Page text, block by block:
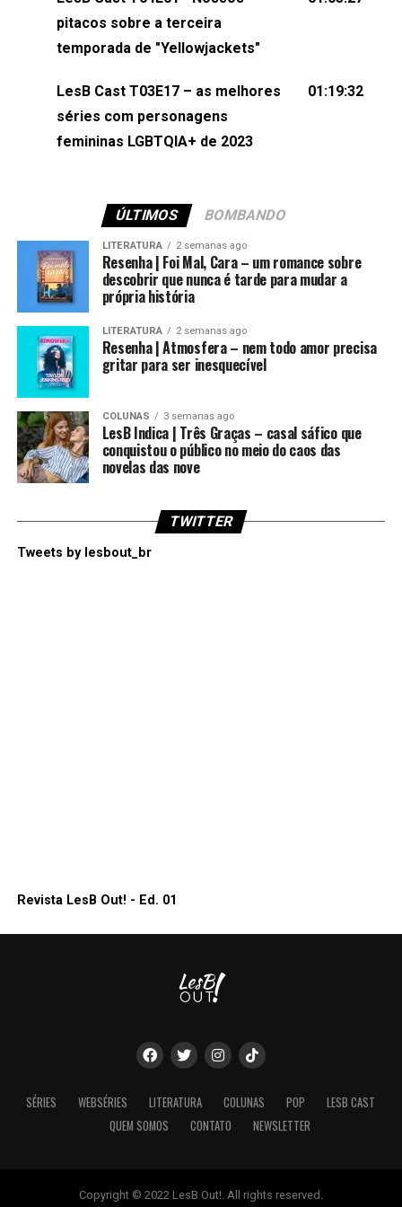
(⁠⁠⁠⁠@brunarfentanes⁠⁠⁠⁠) e Pollyelly FlorêncioEdição de
Naiady Machado
pitacos sobre a terceira
temporada de "Yellowjackets"
LesB Cast T03E17 – as melhores
séries com personagens
femininas LGBTQIA+ de 2023
01:19:32
ÚLTIMOS BOMBANDO
LITERATURA 2 semanas ago
Resenha | Foi Mal, Cara – um romance sobre
descobrir que nunca é tarde para mudar a
própria história
LITERATURA 2 semanas ago
Resenha | Atmosfera – nem todo amor precisa
gritar para ser inesquecível
COLUNAS 3 semanas ago
LesB Indica | Três Graças – casal sáfico que
conquistou o público no meio do caos das
novelas das nove
TWITTER
Tweets by lesbout_br
Revista LesB Out! - Ed. 01
SÉRIES WEBSÉRIES LITERATURA COLUNAS POP
LESB CAST
QUEM SOMOS
CONTATO NEWSLETTER
Copyright © 2022 LesB Out!. All rights reserved.